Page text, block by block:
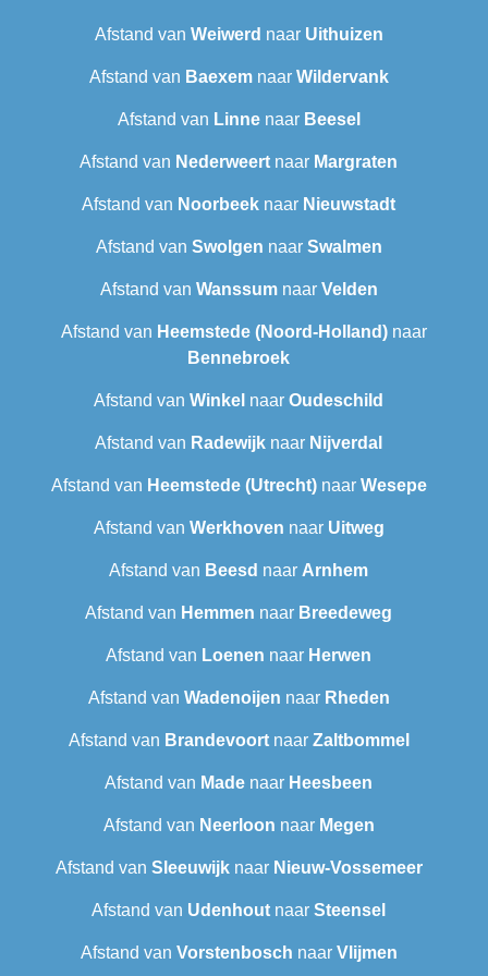
Afstand van Weiwerd naar Uithuizen
Afstand van Baexemnaar Wildervank
Afstand van Linnenaar Beesel
Afstand van Nederweert naar Margraten
Afstand van Noorbeek naar Nieuwstadt
Afstand van Swolgen naar Swalmen
Afstand van Wanssumnaar Velden
Afstand van Heemstede (Noord-Holland) naar
Bennebroek
Afstand van Winkel naar Oudeschild
Afstand van Radewijk naar Nijverdal
Afstand van Heemstede (Utrecht)naar Wesepe
Afstand van Werkhoven naar Uitweg
Afstand van Beesd naar Arnhem
Afstand van Hemmen naar Breedeweg
Afstand van Loenen naar Herwen
Afstand van Wadenoijen naar Rheden
Afstand van Brandevoortnaar Zaltbommel
Afstand van Made naar Heesbeen
Afstand van Neerloon naar Megen
Afstand van Sleeuwijknaar Nieuw-Vossemeer
Afstand van Udenhout naar Steensel
Afstand van Vorstenbosch naar Vlijmen